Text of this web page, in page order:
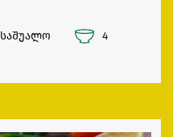
საშუალო 4